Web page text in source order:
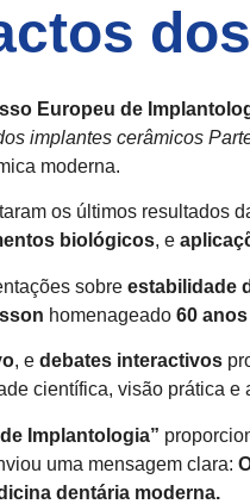
Europeu de
implantes cerâmicos
moderna.
os últimos resultados
biológicos, e
sobre estabilidade
homenageado 60
, e debates interactivos
científica, visão prática e
Implantologia”
uma mensagem clara:
dentária moderna.